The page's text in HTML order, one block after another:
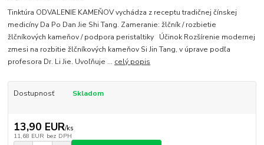
Tinktúra ODVALENIE KAMEŇOV vychádza z receptu tradičnej čínskej
medicíny Da Po Dan Jie Shi Tang. Zameranie: žlčník / rozbietie
žlčníkových kameňov / podpora peristaltiky Účinok Rozšírenie modernej
zmesi na rozbitie žlčníkových kameňov Si Jin Tang, v úprave podľa
profesora Dr. Li Jie. Uvoľňuje ... celý popis
Dostupnosť Skladom
13,90 EUR/ks
11,68 EUR bez DPH